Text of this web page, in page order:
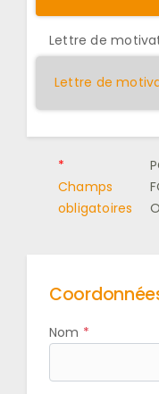
Lettre de
Lettre de
*
Champs
obligatoires
Nom